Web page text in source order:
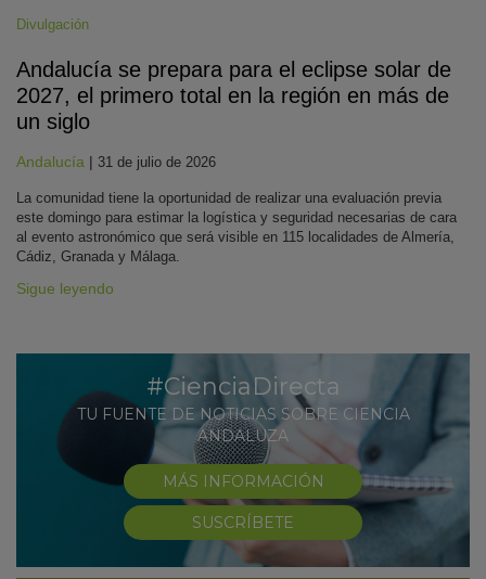
Divulgación
Andalucía se prepara para el eclipse solar de
2027, el primero total en la región en más de
un siglo
Andalucía | 31 de julio de 2026
La comunidad tiene la oportunidad de realizar una evaluación previa
este domingo para estimar la logística y seguridad necesarias de cara
al evento astronómico que será visible en 115 localidades de Almería,
Cádiz, Granada y Málaga.
Sigue leyendo
#CienciaDirecta
TU FUENTE DE NOTICIAS SOBRE CIENCIA
ANDALUZA
MÁS INFORMACIÓN
SUSCRÍBETE